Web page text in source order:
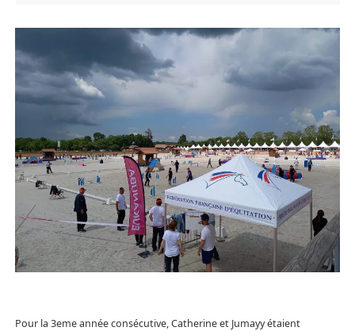
Pour la 3eme année consécutive, Catherine et Jumayy étaient